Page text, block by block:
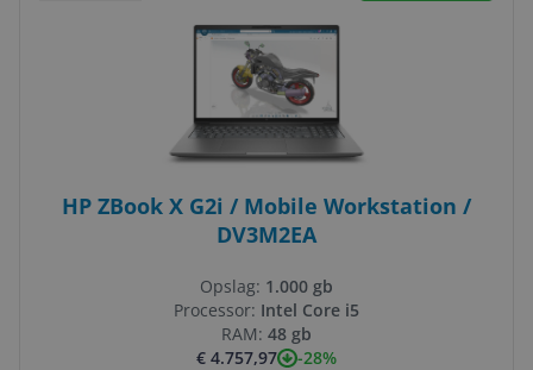
HP ZBook X G2i / Mobile Workstation /
DV3M2EA
Opslag: 1.000 gb
Processor: Intel Core i5
RAM: 48 gb
€ 4.757,97
-28%